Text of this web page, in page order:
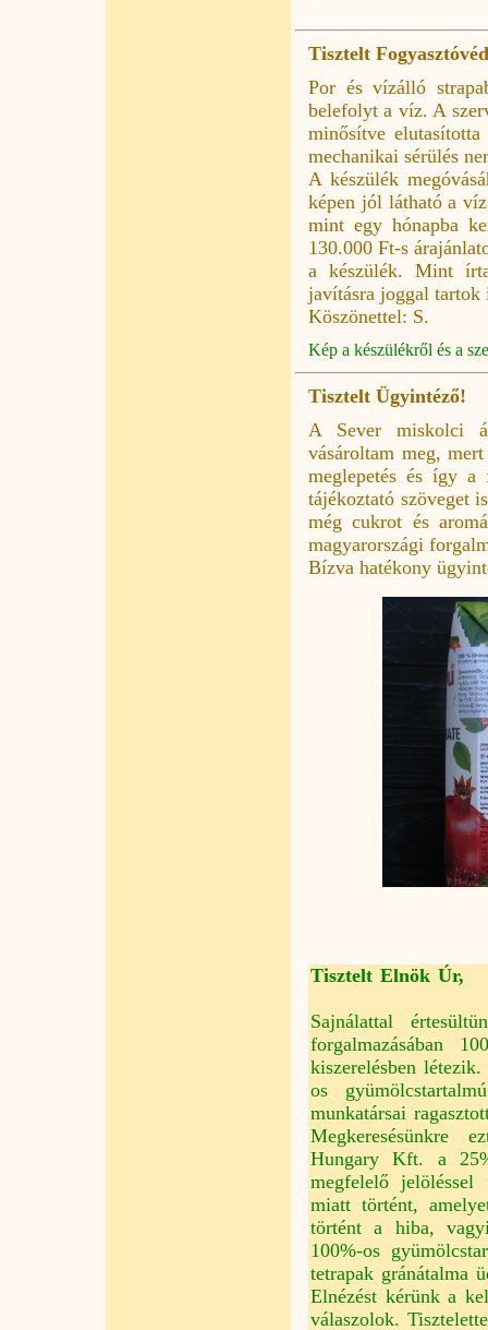
Tisztelt
Por és vízálló
belefolyt a víz. A
minősítve
mechanikai sérülés
A készülék
képen jól látható a
mint egy hónapba
130.000 Ft-s
a készülék. Mint
javításra joggal tartok
Köszönettel: S.
Kép a készülékről és a
Tisztelt Ügyintéző!
A Sever miskolci
vásároltam meg,
meglepetés és így a
tájékoztató szöveget
még cukrot és
magyarországi
Bízva hatékony
Tisztelt Elnök Úr,
Sajnálattal
forgalmazásában
kiszerelésben
os
munkatársai
Megkeresésünkre
Hungary Kft. a
megfelelő
miatt történt,
történt a hiba,
100%-os
tetrapak gránátalma
Elnézést kérünk a
válaszolok.